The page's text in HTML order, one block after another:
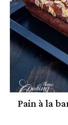
Pain à la